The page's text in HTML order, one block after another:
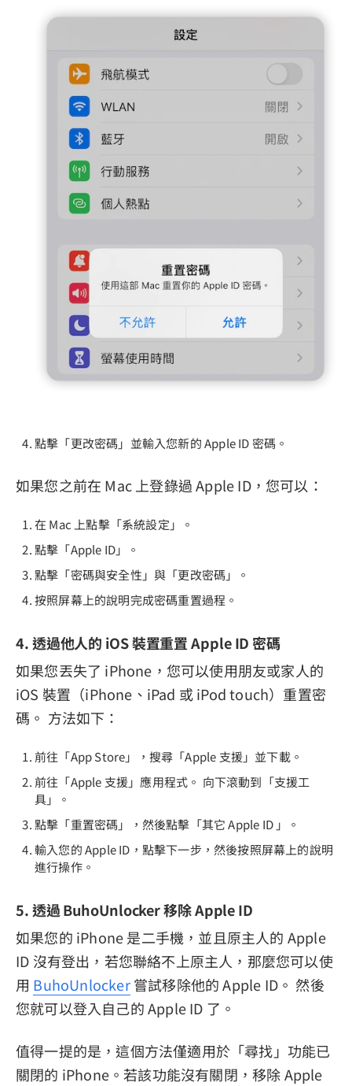
點擊「更改密碼」並輸入您新的 Apple ID 密碼。
如果您之前在 Mac 上登錄過 Apple ID，您可以：
在 Mac 上點擊「系統設定」。
點擊「Apple ID」。
點擊「密碼與安全性」與「更改密碼」。
按照屏幕上的說明完成密碼重置過程。
4. 透過他人的 iOS 裝置重置 Apple ID 密碼
如果您丟失了 iPhone，您可以使用朋友或家人的
iOS 裝置（iPhone、iPad 或 iPod touch）重置密
碼。 方法如下：
前往「App Store」，搜尋「Apple 支援」並下載。
前往「Apple 支援」應用程式。 向下滾動到「支援工
具」。
點擊「重置密碼」，然後點擊「其它 Apple ID 」。
輸入您的 Apple ID，點擊下一步，然後按照屏幕上的說明
進行操作。
5. 透過 BuhoUnlocker 移除 Apple ID
如果您的 iPhone 是二手機，並且原主人的 Apple
ID 沒有登出，若您聯絡不上原主人，那麼您可以使
用 BuhoUnlocker嘗試移除他的 Apple ID。 然後
您就可以登入自己的 Apple ID 了。
值得一提的是，這個方法僅適用於「尋找」功能已
關閉的 iPhone。若該功能沒有關閉，移除 Apple